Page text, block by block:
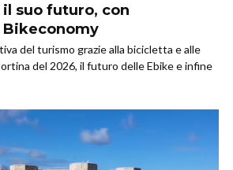
suo futuro, con
Bikeconomy
del turismo grazie alla bicicletta e alle
del 2026, il futuro delle Ebike e infine